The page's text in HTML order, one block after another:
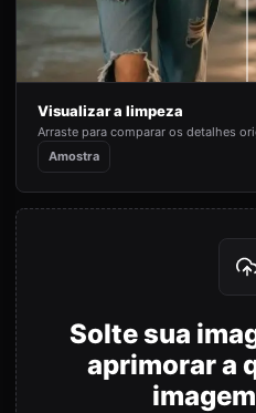
Visualizar a limpeza
Arraste para comparar os detalhes
Amostra
Solte sua
aprimorar a